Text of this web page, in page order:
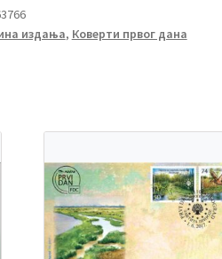
издања, Коверти првог дана